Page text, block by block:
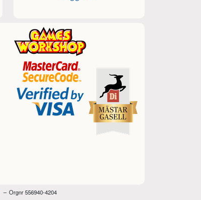
Orgnr 556940-4204